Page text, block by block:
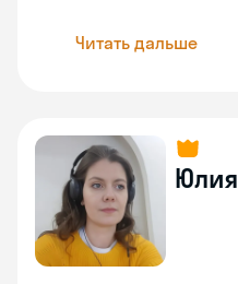
Читать дальше
Юлия